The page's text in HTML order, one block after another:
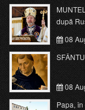
după
08
08
Papa,